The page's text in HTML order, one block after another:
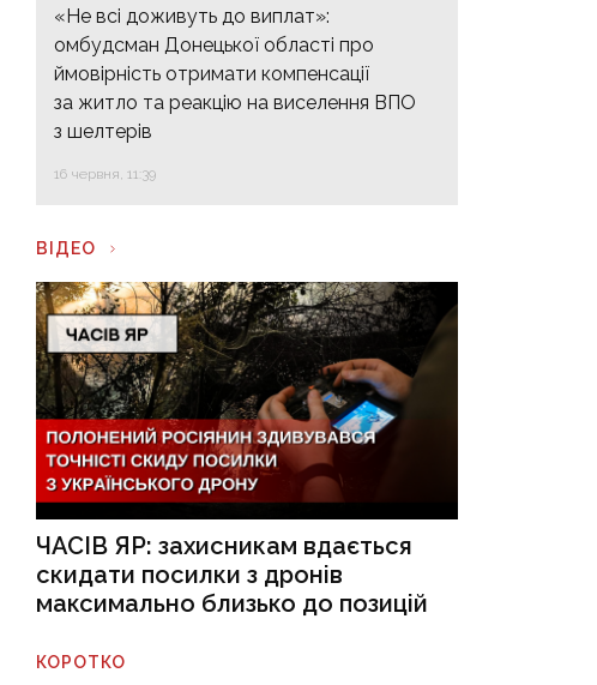
«Не всі доживуть до виплат»:
омбудсман Донецької області про
ймовірність отримати компенсації
за житло та реакцію на виселення ВПО
з шелтерів
16 червня, 11:39
ВІДЕО
ЧАСІВ ЯР: захисникам вдається
скидати посилки з дронів
максимально близько до позицій
КОРОТКО